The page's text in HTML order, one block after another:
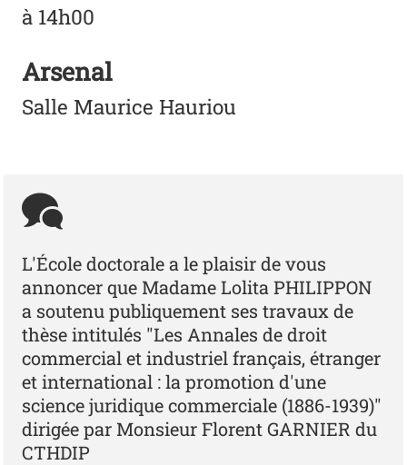
à 14h00
Arsenal
Salle Maurice Hauriou
L'École doctorale a le plaisir de vous
annoncer que Madame Lolita PHILIPPON
a soutenu publiquement ses travaux de
thèse intitulés "Les Annales de droit
commercial et industriel français, étranger
et international : la promotion d'une
science juridique commerciale (1886-1939)"
dirigée par Monsieur Florent GARNIER du
CTHDIP